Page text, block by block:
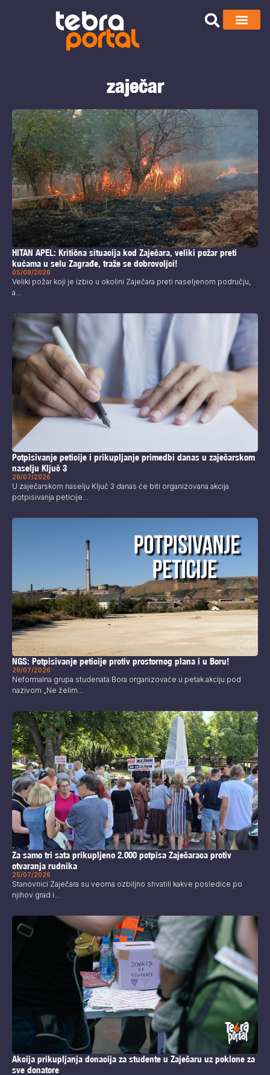
zaječar
HITAN APEL: Kritična situacija kod Zaječara, veliki požar preti
kućama u selu Zagrađe, traže se dobrovoljci!
05/08/2026
Veliki požar koji je izbio u okolini Zaječara preti naseljenom području,
a...
Potpisivanje peticije i prikupljanje primedbi danas u zaječarskom
naselju Ključ 3
29/07/2026
U zaječarskom naselju Ključ 3 danas će biti organizovana akcija
potpisivanja peticije...
NGS: Potpisivanje peticije protiv prostornog plana i u Boru!
29/07/2026
Neformalna grupa studenata Bora organizovaće u petak akciju pod
nazivom „Ne želim...
Za samo tri sata prikupljeno 2.000 potpisa Zaječaraca protiv
otvaranja rudnika
25/07/2026
Stanovnici Zaječara su veoma ozbiljno shvatili kakve posledice po
njihov grad i...
Akcija prikupljanja donacija za studente u Zaječaru uz poklone za
sve donatore